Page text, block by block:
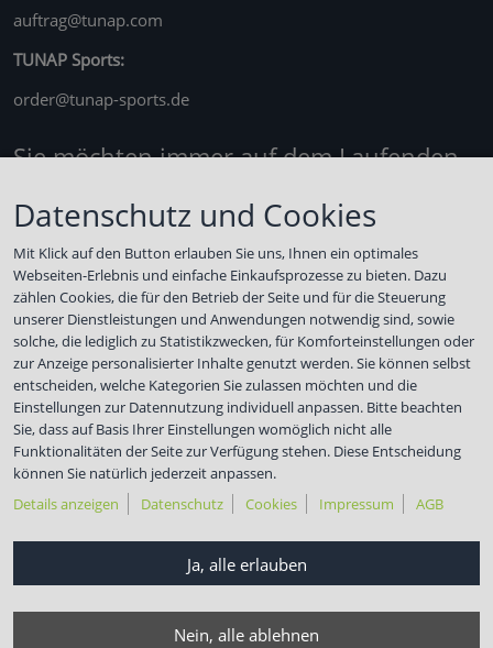
auftrag@tunap.com
TUNAP Sports:
order@tunap-sports.de
Sie möchten immer auf dem Laufenden
Dann melden Sie sich gleich als Empfänger für unseren
TUNAP Automotive B2B-Newsletter
an.
Zur TUNAP SPORTS B2B-Newsletter Anmeldung
Hier erhalten Sie immer als einer der Ersten alle
Informationen zu aktuellen Themen, Problemlösungen,
Aktionen und Angeboten.
Folgen Sie uns
Sitemap
AGB
Datenschutz und Cookies
Mit Klick auf den Button erlauben Sie uns, Ihnen ein optimales
Webseiten-Erlebnis und einfache Einkaufsprozesse zu bieten. Dazu
zählen Cookies, die für den Betrieb der Seite und für die Steuerung
unserer Dienstleistungen und Anwendungen notwendig sind, sowie
solche, die lediglich zu Statistikzwecken, für Komforteinstellungen oder
zur Anzeige personalisierter Inhalte genutzt werden. Sie können selbst
entscheiden, welche Kategorien Sie zulassen möchten und die
Einstellungen zur Datennutzung individuell anpassen. Bitte beachten
Sie, dass auf Basis Ihrer Einstellungen womöglich nicht alle
Funktionalitäten der Seite zur Verfügung stehen. Diese Entscheidung
können Sie natürlich jederzeit anpassen.
Details anzeigen
Datenschutz Cookies Impressum AGB
Ja, alle erlauben
Nein, alle ablehnen